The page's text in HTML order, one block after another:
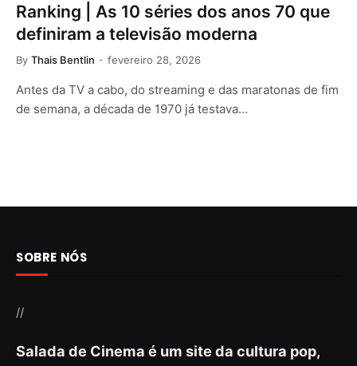
Ranking | As 10 séries dos anos 70 que
definiram a televisão moderna
By Thais Bentlin fevereiro 28, 2026
Antes da TV a cabo, do streaming e das maratonas de fim
de semana, a década de 1970 já testava…
SOBRE NÓS
//
Salada de Cinema é um site da cultura pop,